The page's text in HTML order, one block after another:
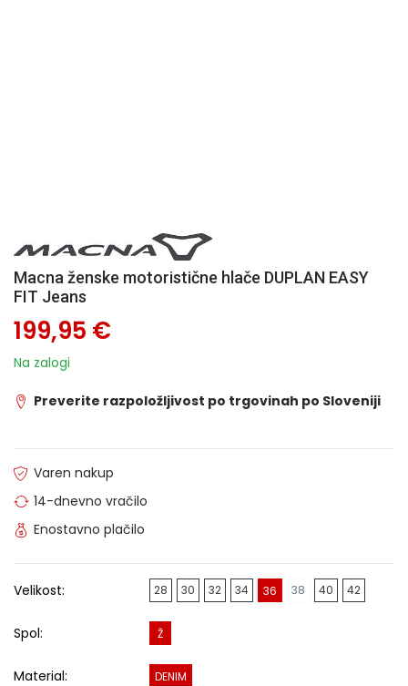
Macna ženske motoristične hlače DUPLAN EASY
FIT Jeans
199,95 €
Na zalogi
Preverite razpoložljivost po trgovinah po Sloveniji
Varen nakup
14-dnevno vračilo
Enostavno plačilo
Velikost: 28 30 32 34 36 38 40 42
Spol: Ž
Material: DENIM